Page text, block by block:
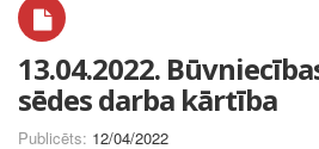
13.04.2022.
sēdes darba kārtība
Publicēts: 12/04/2022